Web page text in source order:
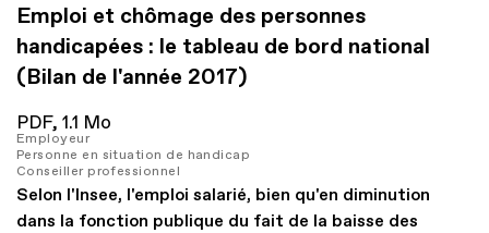
Emploi et chômage des personnes
handicapées : le tableau de bord national
(Bilan de l'année 2017)
PDF, 1.1 Mo
Employeur
Personne en situation de handicap
Conseiller professionnel
Selon l'Insee, l'emploi salarié, bien qu'en diminution
dans la fonction publique du fait de la baisse des